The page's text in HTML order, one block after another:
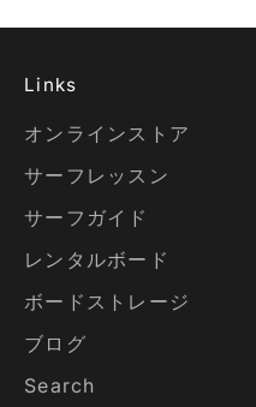
Links
オンラインストア
サーフレッスン
サーフガイド
レンタルボード
ボードストレージ
ブログ
Search